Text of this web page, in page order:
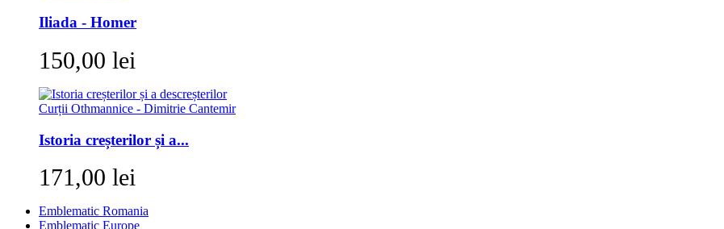
Iliada - Homer
150,00 lei
Istoria creșterilor și a...
171,00 lei
Emblematic Romania
Emblematic Europe